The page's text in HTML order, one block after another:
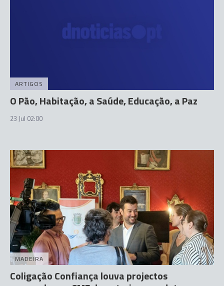
ARTIGOS
O Pão, Habitação, a Saúde, Educação, a Paz
23 Jul 02:00
MADEIRA
Coligação Confiança louva projectos